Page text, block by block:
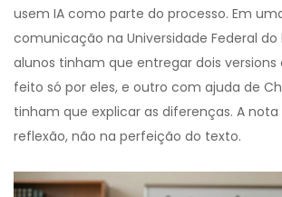
usem IA como parte do processo. Em
comunicação na Universidade Federal do
alunos tinham que entregar dois
feito só por eles, e outro com ajuda de
tinham que explicar as diferenças. A
reflexão, não na perfeição do texto.